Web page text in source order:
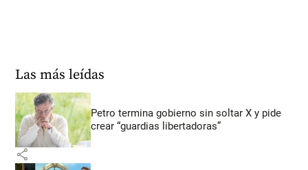
Las más leídas
Petro termina gobierno sin soltar X y pide
crear “guardias libertadoras”
share